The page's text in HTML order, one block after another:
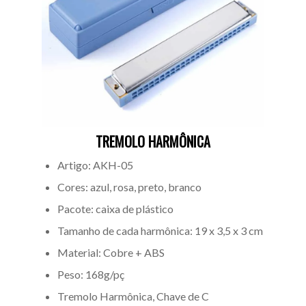
TREMOLO HARMÔNICA
Artigo: AKH-05
Cores: azul, rosa, preto, branco
Pacote: caixa de plástico
Tamanho de cada harmônica: 19 x 3,5 x 3 cm
Material: Cobre + ABS
Peso: 168g/pç
Tremolo Harmônica, Chave de C